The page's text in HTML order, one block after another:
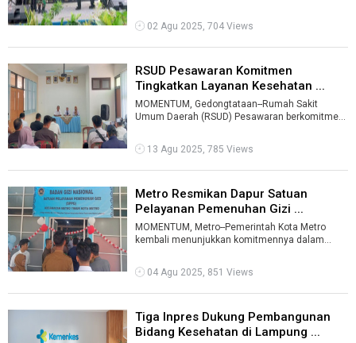
prasara ...
02 Agu 2025, 704 Views
RSUD Pesawaran Komitmen
Tingkatkan Layanan Kesehatan ...
MOMENTUM, Gedongtataan--Rumah Sakit
Umum Daerah (RSUD) Pesawaran berkomitmen
masy ...
13 Agu 2025, 785 Views
Metro Resmikan Dapur Satuan
Pelayanan Pemenuhan Gizi ...
MOMENTUM, Metro--Pemerintah Kota Metro
kembali menunjukkan komitmennya dalam
melalui p ...
04 Agu 2025, 851 Views
Tiga Inpres Dukung Pembangunan
Bidang Kesehatan di Lampung ...